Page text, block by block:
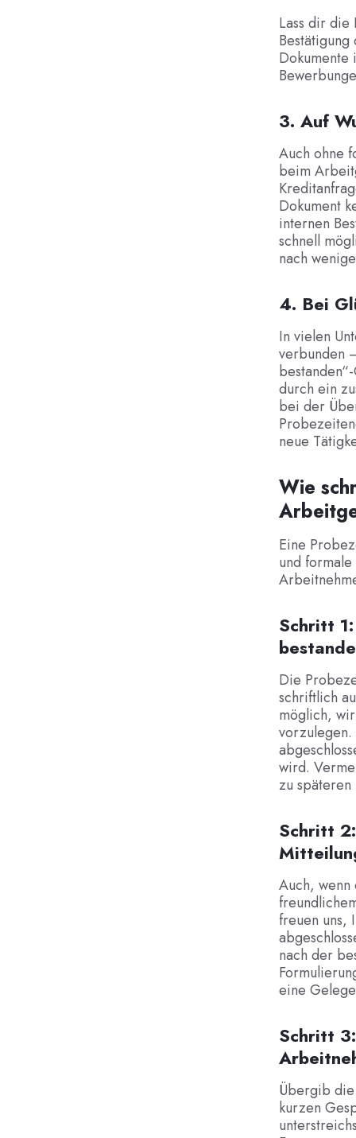
Lass dir
Dokumente
3. Auf
Auch ohne
beim
Dokument
internen
schnell
nach
4. Bei
In vielen
verbunden
durch ein
bei der
neue
Wie
Eine
und
Schritt
Die
schriftlich
möglich,
wird.
zu
Schritt
Auch,
freuen uns,
nach der
eine
Schritt
Übergib
kurzen